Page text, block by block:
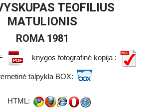
TEOFILIUS
MATULIONIS
ROMA 1981
knygos fotografinė kopija :
talpykla BOX:
HTML: